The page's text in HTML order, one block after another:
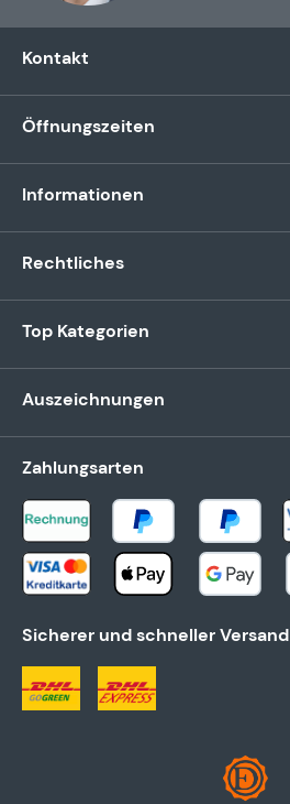
Kontakt
Öffnungszeiten
Informationen
Rechtliches
Top Kategorien
Auszeichnungen
Zahlungsarten
Sicherer und schneller Versand